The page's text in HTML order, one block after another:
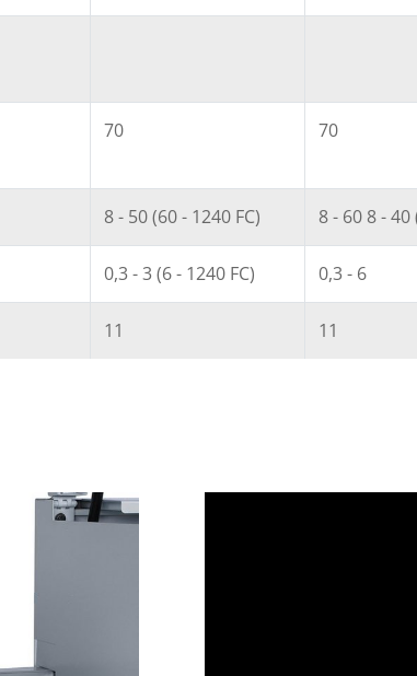
70 70
8 - 50 (60 - 1240 FC) 8 - 60 8 -
0,3 - 3 (6 - 1240 FC) 0,3 - 6
11 11